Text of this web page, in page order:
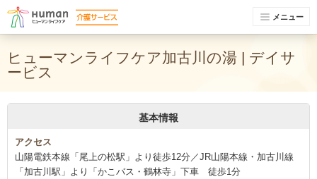
メニュー
ヒューマンライフケア加古川の湯 | デイサ
ービス
基本情報
アクセス
山陽電鉄本線「尾上の松駅」より徒歩12分／JR山陽本線・加古川線
「加古川駅」より「かこバス・鶴林寺」下車 徒歩1分